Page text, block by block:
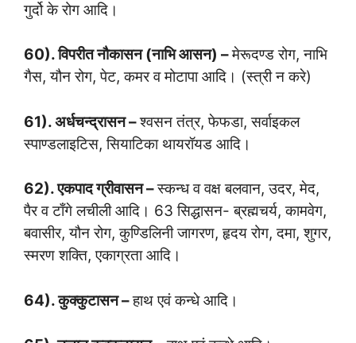
गुर्दो के रोग आदि।
60). विपरीत नौकासन (नाभि आसन) –मेरूदण्ड रोग, नाभि
गैस, यौन रोग, पेट, कमर व मोटापा आदि। (स्त्री न करे)
61). अर्धचन्द्रासन –श्वसन तंत्र, फेफडा, सर्वाइकल
स्पाण्डलाइटिस, सियाटिका थायरॉयड आदि।
62). एकपाद ग्रीवासन –स्कन्ध व वक्ष बलवान, उदर, मेद,
पैर व टाँगे लचीली आदि। 63 सिद्धासन- ब्रह्मचर्य, कामवेग,
बवासीर, यौन रोग, कुण्डिलिनी जागरण, हृदय रोग, दमा, शुगर,
स्मरण शक्ति, एकाग्रता आदि।
64). कुक्कुटासन –हाथ एवं कन्धे आदि।